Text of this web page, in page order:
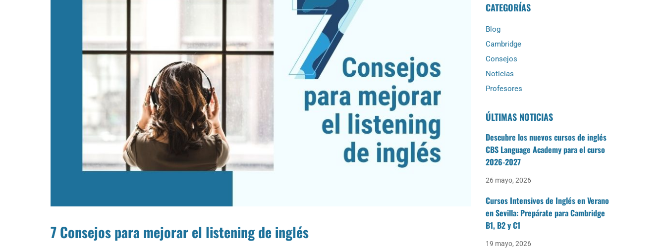
7 Consejos para mejorar el listening de inglés
CATEGORÍAS
Blog
Cambridge
Consejos
Noticias
Profesores
ÚLTIMAS NOTICIAS
Descubre los nuevos cursos de inglés
CBS Language Academy para el curso
2026-2027
26 mayo, 2026
Cursos Intensivos de Inglés en Verano
en Sevilla: Prepárate para Cambridge
B1, B2 y C1
19 mayo, 2026